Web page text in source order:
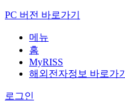
PC 버전 바로가기
메뉴
홈
MyRISS
해외전자정보 바로가기
로그인